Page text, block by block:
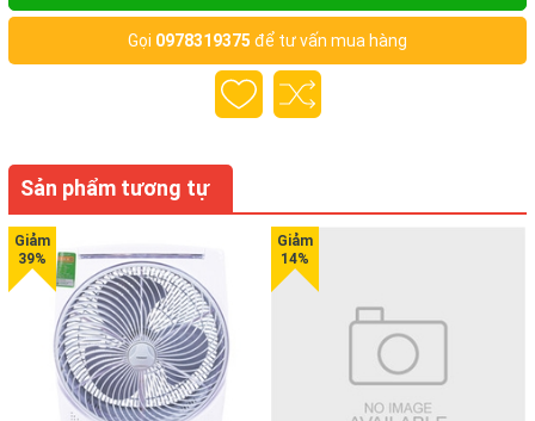
Hình ảnh Máy xay sinh tố Sunhouse SHD5112
Gọi 0978319375 để tư vấn mua hàng
Sản phẩm tương tự